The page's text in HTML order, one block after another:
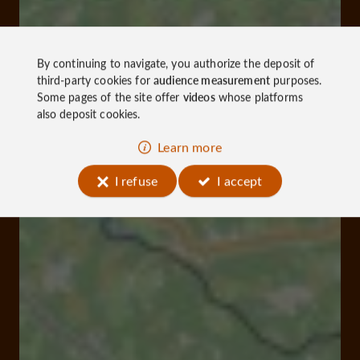
By continuing to navigate, you authorize the deposit of
third-party cookies foraudience measurementpurposes.
Some pages of the site offer videoswhose platforms
also deposit cookies.
Learn more
I refuse
I accept